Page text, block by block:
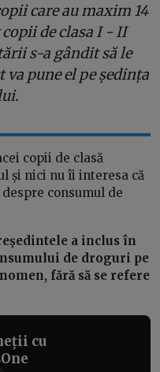
care au maxim 14
de clasa I - II
s-a gândit să le
va pune el pe ședința
copii de clasă
și nici nu îi interesa că
consumul de
a inclus în
de droguri pe
fără să se refere
cu